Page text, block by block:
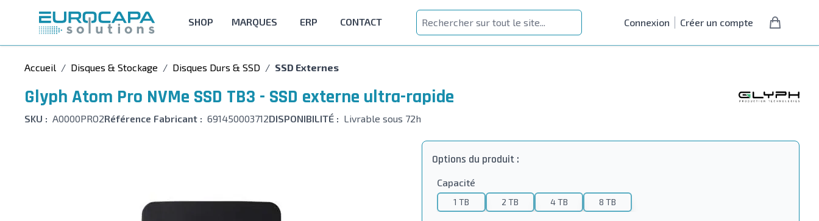
SHOP
MARQUES ERP CONTACT Connexion Créer un compte
Accueil / Disques & Stockage / Disques Durs & SSD / SSD Externes
Glyph Atom Pro NVMe SSD TB3 - SSD externe ultra-rapide
SKU : A0000PRO2Référence Fabricant : 691450003712DISPONIBILITÉ : Livrable sous 72h
Options du produit :
Capacité
1 TB 2 TB 4 TB 8 TB